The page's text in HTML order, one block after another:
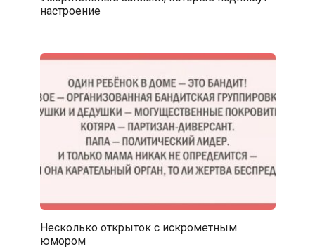
настроение
Несколько открыток с искрометным
юмором